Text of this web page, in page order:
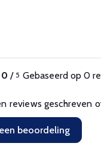
0 / 5 Gebaseerd op 0
reviews geschreven
beoordeling